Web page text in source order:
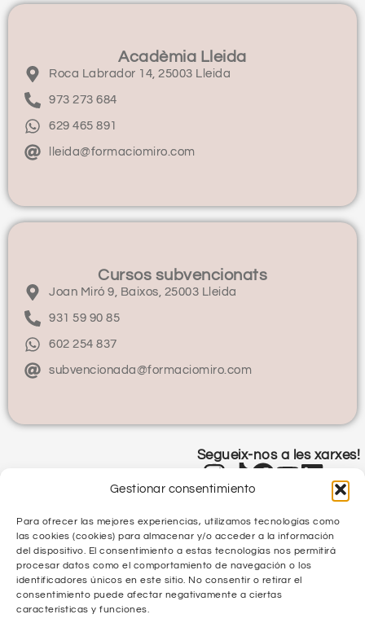
Gestionar consentimiento
Para ofrecer las mejores experiencias, utilizamos tecnologías como
las cookies (cookies) para almacenar y/o acceder a la información
del dispositivo. El consentimiento a estas tecnologías nos permitirá
procesar datos como el comportamiento de navegación o los
identificadores únicos en este sitio. No consentir o retirar el
consentimiento puede afectar negativamente a ciertas
características y funciones.
Acadèmia Lleida
Roca Labrador 14, 25003 Lleida
973 273 684
629 465 891
lleida@formaciomiro.com
Cursos subvencionats
Joan Miró 9, Baixos, 25003 Lleida
931 59 90 85
602 254 837
subvencionada@formaciomiro.com
Segueix-nos a les xarxes!
Política de Privacitat
Política de Qualitat